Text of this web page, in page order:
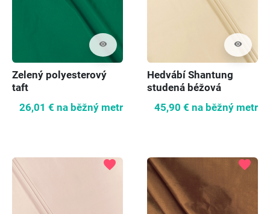
visibility
Zelený polyesterový
taft
26,01 € na běžný metr
visibility
Hedvábí Shantung
studená béžová
45,90 € na běžný metr
favorite favorite